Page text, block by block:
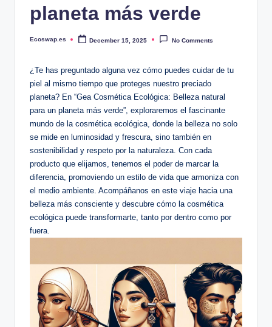
planeta más verde
Posted
Ecoswap.es December 15, 2025 No Comments
¿Te has preguntado alguna vez cómo puedes cuidar de tu
piel al mismo tiempo que proteges nuestro preciado
planeta? En “Gea Cosmética Ecológica: Belleza natural
para un planeta más verde”, exploraremos el fascinante
mundo de la cosmética ecológica, donde la belleza no solo
se mide en luminosidad y frescura, sino también en
sostenibilidad y respeto por la naturaleza. Con cada
producto que elijamos, tenemos el poder de marcar la
diferencia, promoviendo un estilo de vida que armoniza con
el medio ambiente. Acompáñanos en este viaje hacia una
belleza más consciente y descubre cómo la cosmética
ecológica puede transformarte, tanto por dentro como por
fuera.